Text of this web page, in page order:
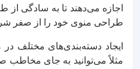
اجازه می‌دهند تا به سادگی از
طراحی منوی خود را از صفر
ایجاد دسته‌بندی‌های مختلف
مثلاً می‌توانید به جای مخاطب